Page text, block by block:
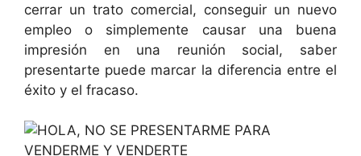
cerrar un trato comercial, conseguir un nuevo
empleo o simplemente causar una buena
impresión en una reunión social, saber
presentarte puede marcar la diferencia entre el
éxito y el fracaso.